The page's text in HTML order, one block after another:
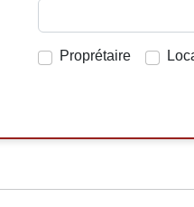
Proprétaire